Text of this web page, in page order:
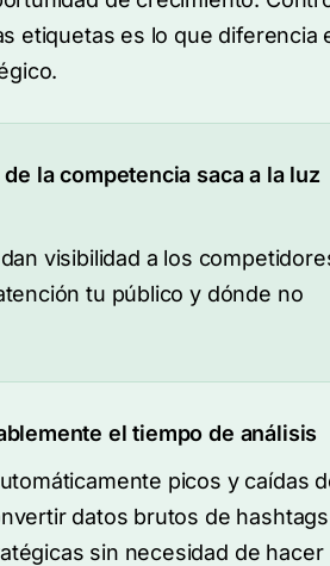
etiquetas es lo que diferencia
la competencia saca a la luz
visibilidad a los
tu público y dónde no
el tiempo de análisis
picos y caídas
datos brutos de
sin necesidad de hacer